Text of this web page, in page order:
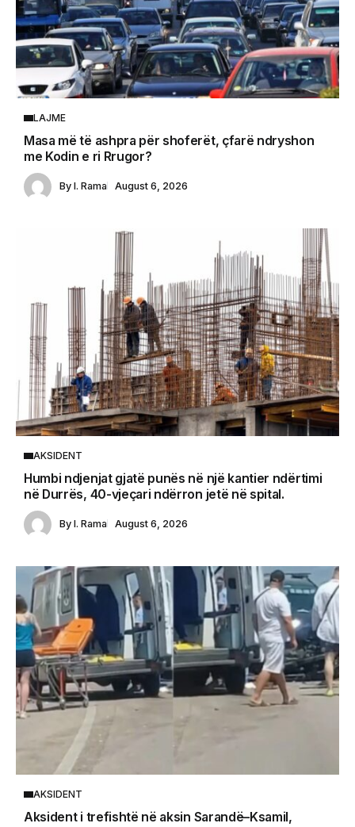
LAJME
Masa më të ashpra për shoferët, çfarë ndryshon
me Kodin e ri Rrugor?
By I. Rama August 6, 2026
AKSIDENT
Humbi ndjenjat gjatë punës në një kantier ndërtimi
në Durrës, 40-vjeçari ndërron jetë në spital.
By I. Rama August 6, 2026
AKSIDENT
Aksident i trefishtë në aksin Sarandë–Ksamil,